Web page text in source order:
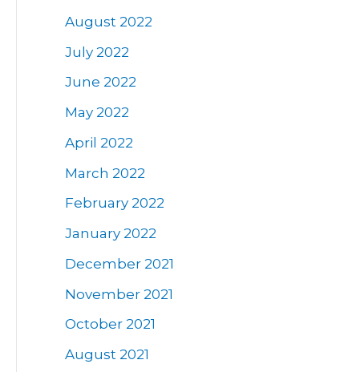
August 2022
July 2022
June 2022
May 2022
April 2022
March 2022
February 2022
January 2022
December 2021
November 2021
October 2021
August 2021